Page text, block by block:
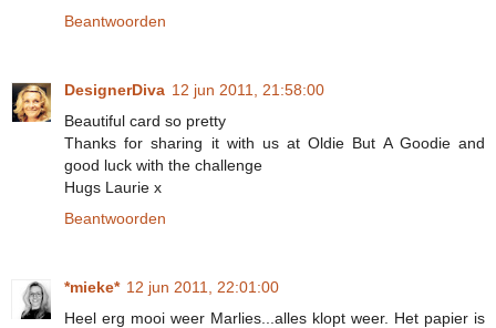
Beantwoorden
DesignerDiva 12 jun 2011, 21:58:00
Beautiful card so pretty
Thanks for sharing it with us at Oldie But A Goodie and
good luck with the challenge
Hugs Laurie x
Beantwoorden
*mieke* 12 jun 2011, 22:01:00
Heel erg mooi weer Marlies...alles klopt weer. Het papier is